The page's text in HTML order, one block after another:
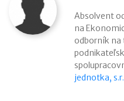
Absolvent
na
odborník na
jednotka,